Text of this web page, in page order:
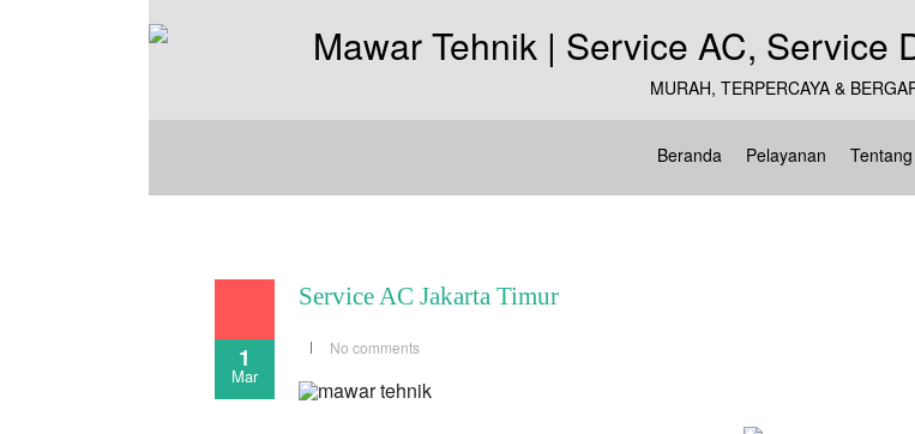
MURAH, TERPERCAYA &
Beranda Pelayanan
1
Mar
Service AC Jakarta Timur
No comments